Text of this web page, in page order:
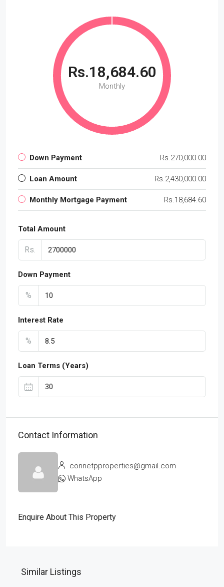
Rs.18,684.60
Monthly
Down Payment Rs.270,000.00
Loan Amount Rs.2,430,000.00
Monthly Mortgage Payment Rs.18,684.60
Total Amount
Rs.
Down Payment
%
Interest Rate
%
Loan Terms (Years)
Contact Information
connetpproperties@gmail.com
WhatsApp
Enquire About This Property
Similar Listings